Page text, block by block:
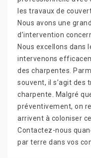
les travaux de
Nous avons une
d’intervention
Nous excellons dans
intervenons
des charpentes.
souvent, il s’agit des
charpente. Malgré
préventivement, on
arrivent à coloniser
Contactez-nous
par terre dans vos